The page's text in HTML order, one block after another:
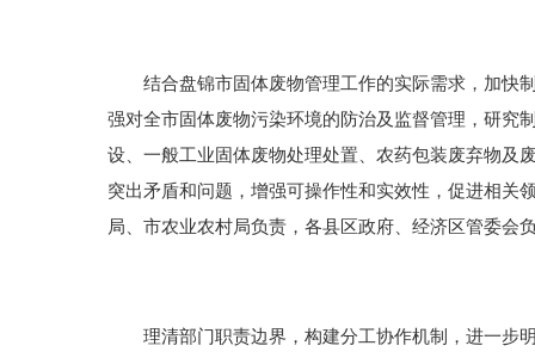
结合盘锦市固体废物管理工作的实际需求，加快制
强对全市固体废物污染环境的防治及监督管理，研究
设、一般工业固体废物处理处置、农药包装废弃物及
突出矛盾和问题，增强可操作性和实效性，促进相关
局、市农业农村局负责，各县区政府、经济区管委会
理清部门职责边界，构建分工协作机制，进一步明